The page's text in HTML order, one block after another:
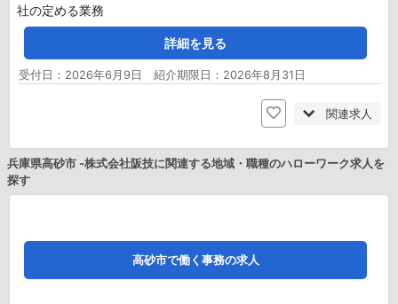
社の定める業務
詳細を見る
受付日：2026年6月9日 紹介期限日：2026年8月31日
関連求人
兵庫県高砂市 -株式会社阪技に関連する地域・職種のハローワーク求人を
探す
高砂市で働く事務の求人